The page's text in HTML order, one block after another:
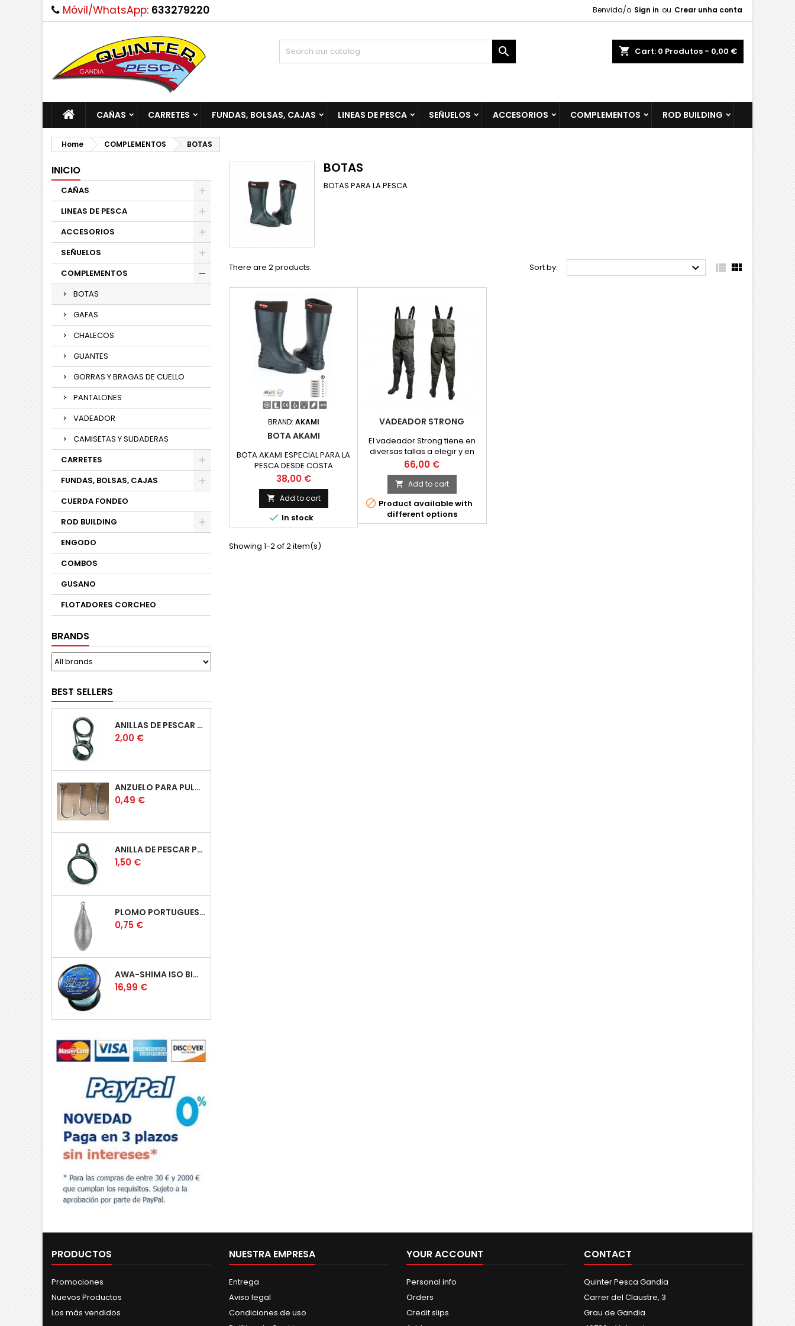
Móvil/WhatsApp: 633279220 Benvida/o Sign in ou Crear unha conta
shopping_cart Cart: 0 Produtos - 0,00 €

CAÑAS CARRETES FUNDAS, BOLSAS, CAJAS LINEAS DE PESCA SEÑUELOS ACCESORIOS COMPLEMENTOS ROD BUILDING
Home COMPLEMENTOS BOTAS
INICIO
CAÑAS
LINEAS DE PESCA
ACCESORIOS
SEÑUELOS
COMPLEMENTOS
BOTAS
GAFAS
CHALECOS
GUANTES
GORRAS Y BRAGAS DE CUELLO
PANTALONES
VADEADOR
CAMISETAS Y SUDADERAS
CARRETES
FUNDAS, BOLSAS, CAJAS
CUERDA FONDEO
ROD BUILDING
ENGODO
COMBOS
GUSANO
FLOTADORES CORCHEO
BRANDS
BEST SELLERS
ANILLAS DE PESCAR CAÑA TELESCOPICAS
Price
2,00 €
ANZUELO PARA PULPERA
Price
0,49 €
ANILLA DE PESCAR PUENTE BAJO
Price
1,50 €
PLOMO PORTUGUES ROLLING
Price
0,75 €
AWA-SHIMA ISO BIG GAME AZUL
Price
16,99 €
BOTAS
BOTAS PARA LA PESCA
There are 2 products. Sort by:   
BRAND: AKAMI
BOTA AKAMI
BOTA AKAMI ESPECIAL PARA LA
PESCA DESDE COSTA
Price
38,00 €
 Add to cart
 In stock
VADEADOR STRONG
El vadeador Strong tiene en
diversas tallas a elegir y en
color verde para camuflarse
perfectamente con la
naturaleza. Ha sido fabricado
con nylon/PVC con un
laminado suave al tacto,
silencioso y robusto.
Price
66,00 €
 Add to cart
 Product available with
different options
Showing 1-2 of 2 item(s)
PRODUCTOS
Promociones
Nuevos Productos
Los más vendidos
NUESTRA EMPRESA
Entrega
Aviso legal
Condiciones de uso
YOUR ACCOUNT
Personal info
Orders
Credit slips
CONTACT
Quinter Pesca Gandia
Carrer del Claustre, 3
Grau de Gandia